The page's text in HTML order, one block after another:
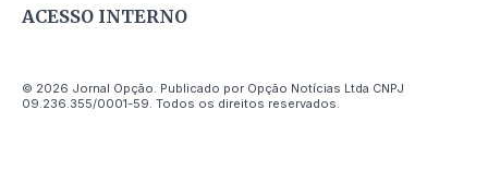
ACESSO INTERNO
© 2026 Jornal Opção. Publicado por Opção Notícias Ltda CNPJ
09.236.355/0001-59. Todos os direitos reservados.